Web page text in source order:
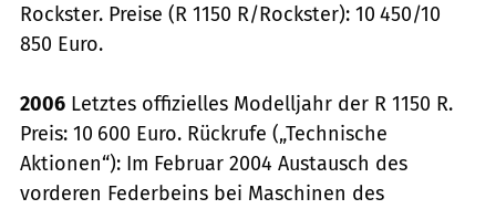
Rockster. Preise (R 1150 R/Rockster): 10 450/10
850 Euro.
2006 Letztes offizielles Modelljahr der R 1150 R.
Preis: 10 600 Euro. Rückrufe („Technische
Aktionen“): Im Februar 2004 Austausch des
vorderen Federbeins bei Maschinen des